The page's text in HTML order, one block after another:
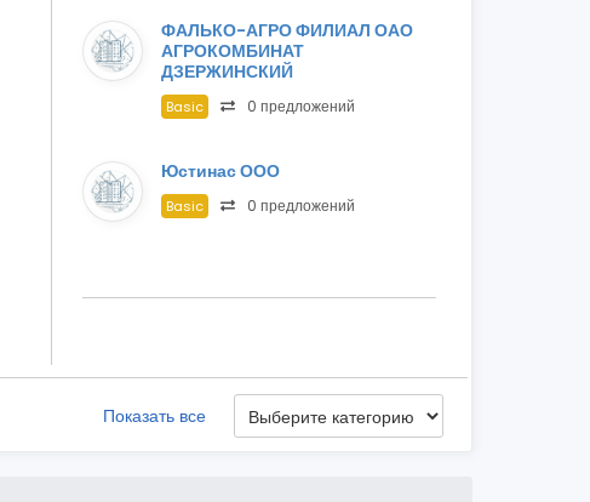
ФАЛЬКО-АГРО ФИЛИАЛ ОАО
АГРОКОМБИНАТ
ДЗЕРЖИНСКИЙ
Basic 0 предложений
Юстинас ООО
Basic 0 предложений
Показать все